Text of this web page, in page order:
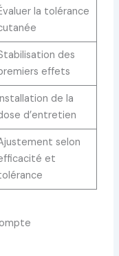
la tolérance
des
effets
de la
d’entretien
selon
et